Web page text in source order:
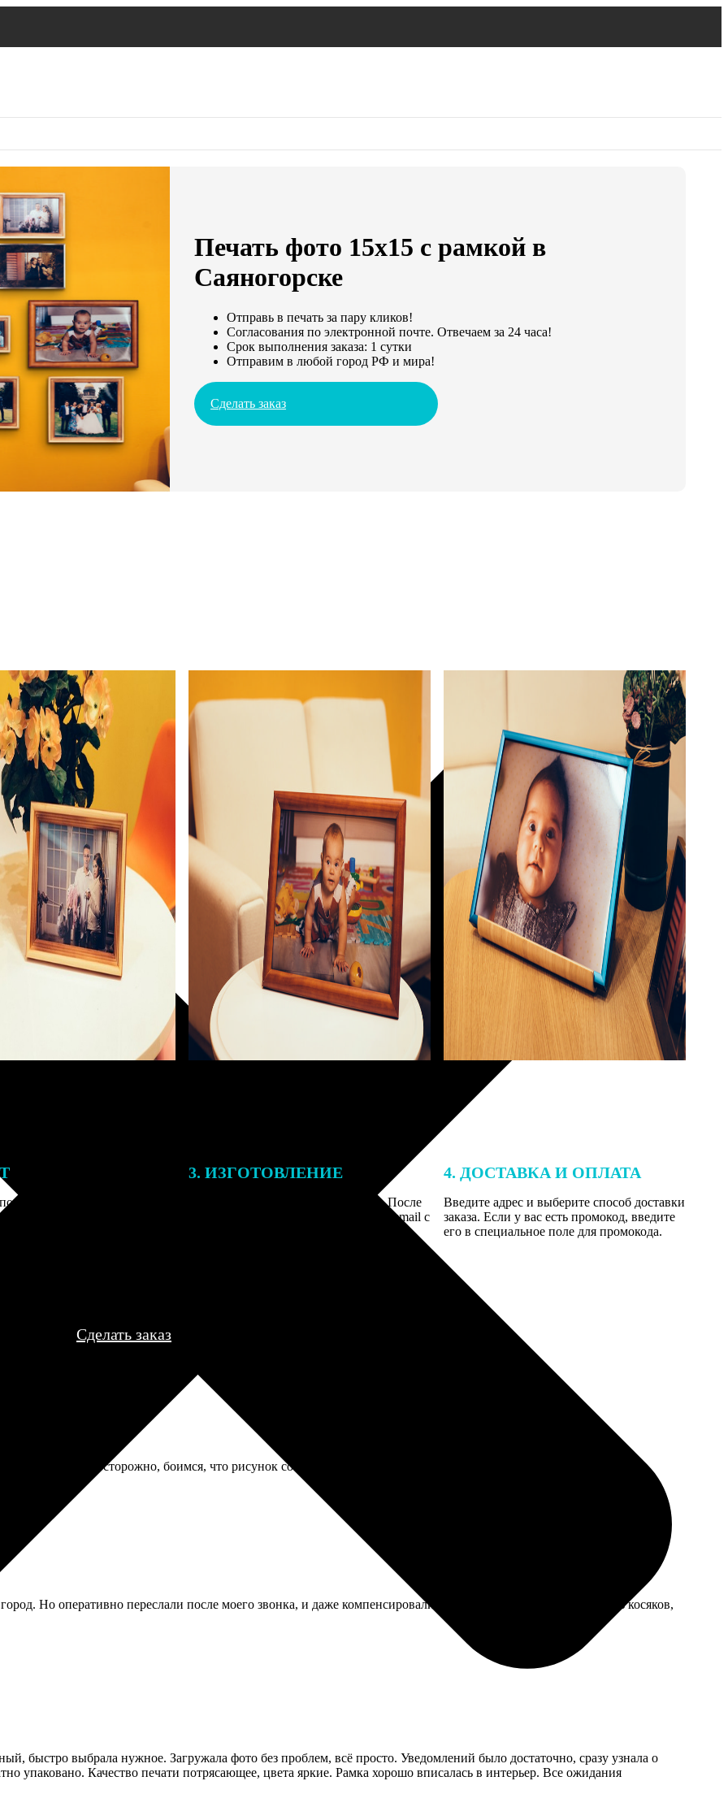
Печать фото 15х15 с рамкой в
Саяногорске
Отправь в печать за пару кликов!
Согласования по электронной почте. Отвечаем за 24 часа!
Срок выполнения заказа: 1 сутки
Отправим в любой город РФ и мира!
Сделать заказ
заказа к печати
могут связаться с Вами
телефону или email для
деталей.
3. ИЗГОТОВЛЕНИЕ
Оплатите заказ банковской картой. После
оплаты получите подтверждение на email с
описанием заказа. Когда отправим заказ
4. ДОСТАВКА И ОПЛАТА
Введите адрес и выберите способ доставки
заказа. Если у вас есть промокод, введите
его в специальное поле для промокода.
Сделать заказ
пользуемся ей осторожно, боимся, что рисунок сотрётся. Может, я просто перестраховываюсь.
Но оперативно переслали после моего звонка, и даже компенсировали часть стоимости доставки. Не без косяков,
быстро выбрала нужное. Загружала фото без проблем, всё просто. Уведомлений было достаточно, сразу узнала о
упаковано. Качество печати потрясающее, цвета яркие. Рамка хорошо вписалась в интерьер. Все ожидания